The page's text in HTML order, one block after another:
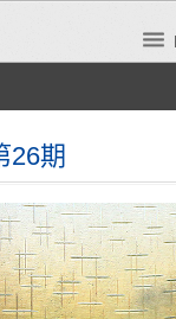
26期